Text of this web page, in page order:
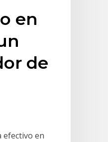
en
de
efectivo en